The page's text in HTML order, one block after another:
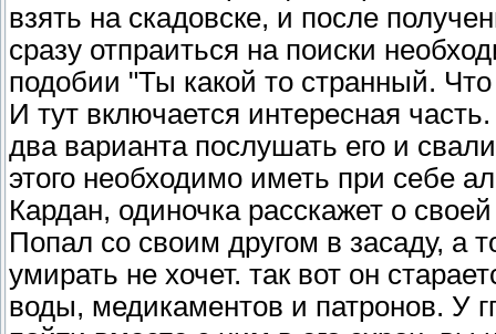
взять на скадовске, и после
сразу отпраиться на поиски
подобии "Ты какой то странный.
И тут включается интересная
два варианта послушать его и
этого необходимо иметь при себе
Кардан, одиночка расскажет о
Попал со своим другом в засаду, а
умирать не хочет. так вот он
воды, медикаментов и патронов. У